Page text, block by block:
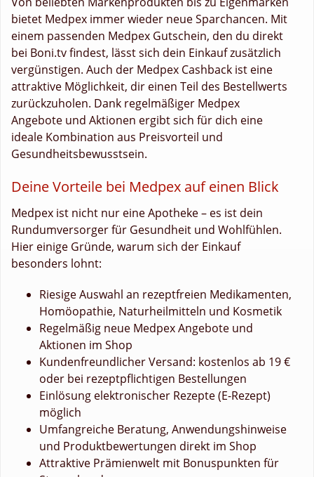
bietet Medpex immer wieder neue Sparchancen. Mit
einem passenden Medpex Gutschein, den du direkt
bei Boni.tv findest, lässt sich dein Einkauf zusätzlich
vergünstigen. Auch der Medpex Cashback ist eine
attraktive Möglichkeit, dir einen Teil des Bestellwerts
zurückzuholen. Dank regelmäßiger Medpex
Angebote und Aktionen ergibt sich für dich eine
ideale Kombination aus Preisvorteil und
Gesundheitsbewusstsein.
Deine Vorteile bei Medpex auf einen Blick
Medpex ist nicht nur eine Apotheke – es ist dein
Rundumversorger für Gesundheit und Wohlfühlen.
Hier einige Gründe, warum sich der Einkauf
besonders lohnt:
Riesige Auswahl an rezeptfreien Medikamenten,
Homöopathie, Naturheilmitteln und Kosmetik
Regelmäßig neue Medpex Angebote und
Aktionen im Shop
Kundenfreundlicher Versand: kostenlos ab 19 €
oder bei rezeptpflichtigen Bestellungen
Einlösung elektronischer Rezepte (E-Rezept)
möglich
Umfangreiche Beratung, Anwendungshinweise
und Produktbewertungen direkt im Shop
Attraktive Prämienwelt mit Bonuspunkten für